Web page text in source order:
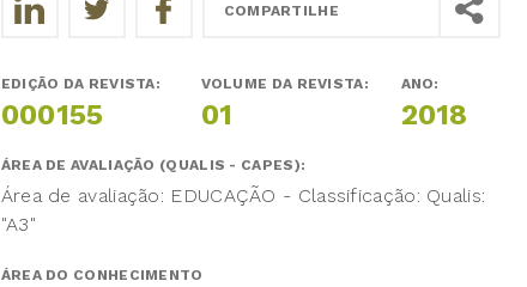
COMPARTILHE
EDIÇÃO DA REVISTA:
000155
VOLUME DA REVISTA:
01
ANO:
2018
ÁREA DE AVALIAÇÃO (QUALIS - CAPES):
Área de avaliação: EDUCAÇÃO - Classificação: Qualis:
"A3"
ÁREA DO CONHECIMENTO